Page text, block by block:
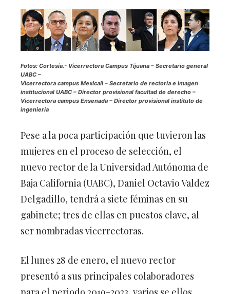
UABC –
Vicerrectora campus Mexicali – Secretario de rectoría e imagen
institucional UABC – Director provisional facultad de derecho –
Vicerrectora campus Ensenada – Director provisional instituto de
ingeniería
Pese a la poca participación que tuvieron las
mujeres en el proceso de selección, el
nuevo rector de la Universidad Autónoma de
Baja California (UABC), Daniel Octavio Valdez
Delgadillo, tendrá a siete féminas en su
gabinete; tres de ellas en puestos clave, al
ser nombradas vicerrectoras.
El lunes 28 de enero, el nuevo rector
presentó a sus principales colaboradores
para el periodo 2019-2023, varios se ellos